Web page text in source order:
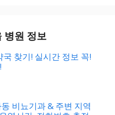
병원 정보
국 찾기! 실시간 정보 꼭!
비뇨기과 & 주변 지역